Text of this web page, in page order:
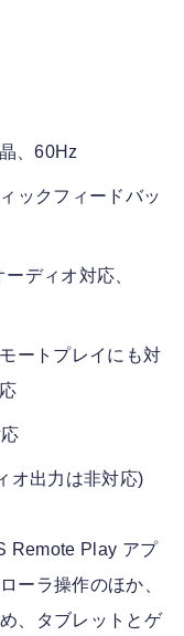
、60Hz
ックフィードバッ
ディオ対応、
ートプレイにも対
オ出力は非対応)
Remote Play アプ
ーラ操作のほか、
、タブレットとゲ